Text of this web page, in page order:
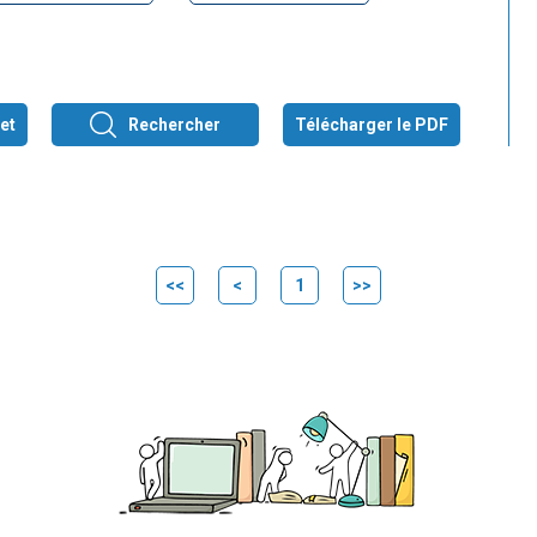
Rechercher Télécharger le PDF
<< < 1 >>